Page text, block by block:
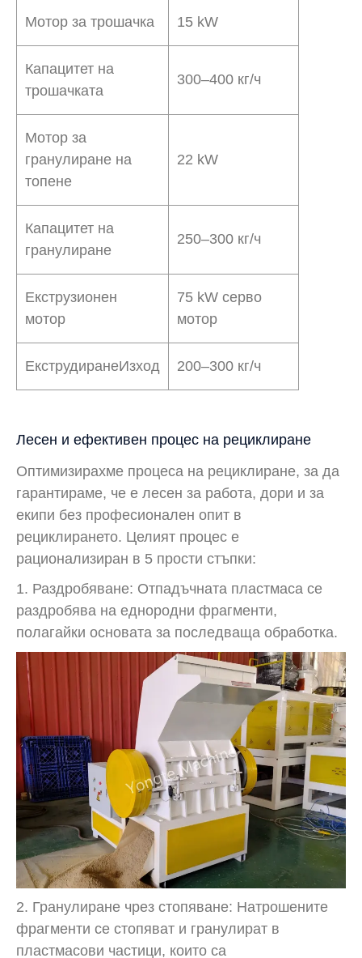
Мотор за трошачка 15 kW
Капацитет на
трошачката
300–400 кг/ч
Мотор за
гранулиране на
топене
22 kW
Капацитет на
гранулиране
250–300 кг/ч
Екструзионен
мотор
75 kW серво
мотор
ЕкструдиранеИзход 200–300 кг/ч
Лесен и ефективен процес на рециклиране
Оптимизирахме процеса на рециклиране, за да
гарантираме, че е лесен за работа, дори и за
екипи без професионален опит в
рециклирането. Целият процес е
рационализиран в 5 прости стъпки:
1. Раздробяване: Отпадъчната пластмаса се
раздробява на еднородни фрагменти,
полагайки основата за последваща обработка.
2. Гранулиране чрез стопяване: Натрошените
фрагменти се стопяват и гранулират в
пластмасови частици, които са